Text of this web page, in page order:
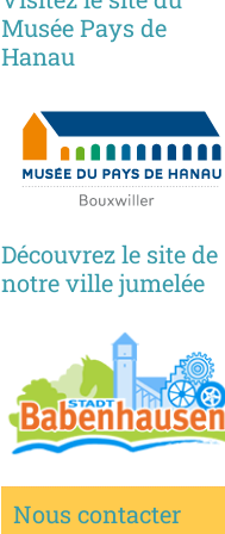
Musée Pays de
Hanau
Découvrez le site de
notre ville jumelée
Nous contacter